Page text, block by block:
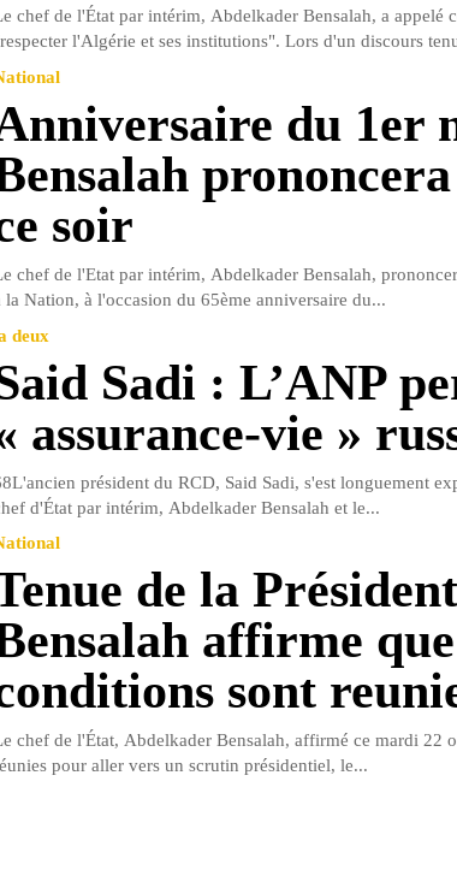
chef de l'État par intérim, Abdelkader Bensalah, a appelé
l'Algérie et ses institutions". Lors d'un discours
du 1er
soir
chef de l'Etat par intérim, Abdelkader Bensalah,
la Nation, à l'occasion du 65ème anniversaire du...
deux
Sadi : L’ANP
assurance-vie »
président du RCD, Said Sadi, s'est longuement
d'État par intérim, Abdelkader Bensalah et le...
de la
affirme
sont
chef de l'État, Abdelkader Bensalah, affirmé ce mardi 22
pour aller vers un scrutin présidentiel, le...